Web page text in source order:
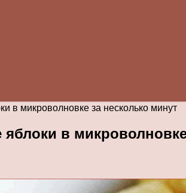
в микроволновке за несколько минут
в